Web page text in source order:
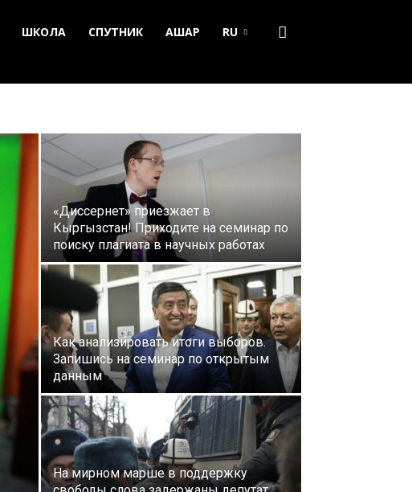
ШКОЛА СПУТНИК АШАР RU
«Диссернет» приезжает в
Кыргызстан! Приходите на семинар по
поиску плагиата в научных работах
Как анализировать итоги выборов.
Запишись на семинар по открытым
данным
На мирном марше в поддержку